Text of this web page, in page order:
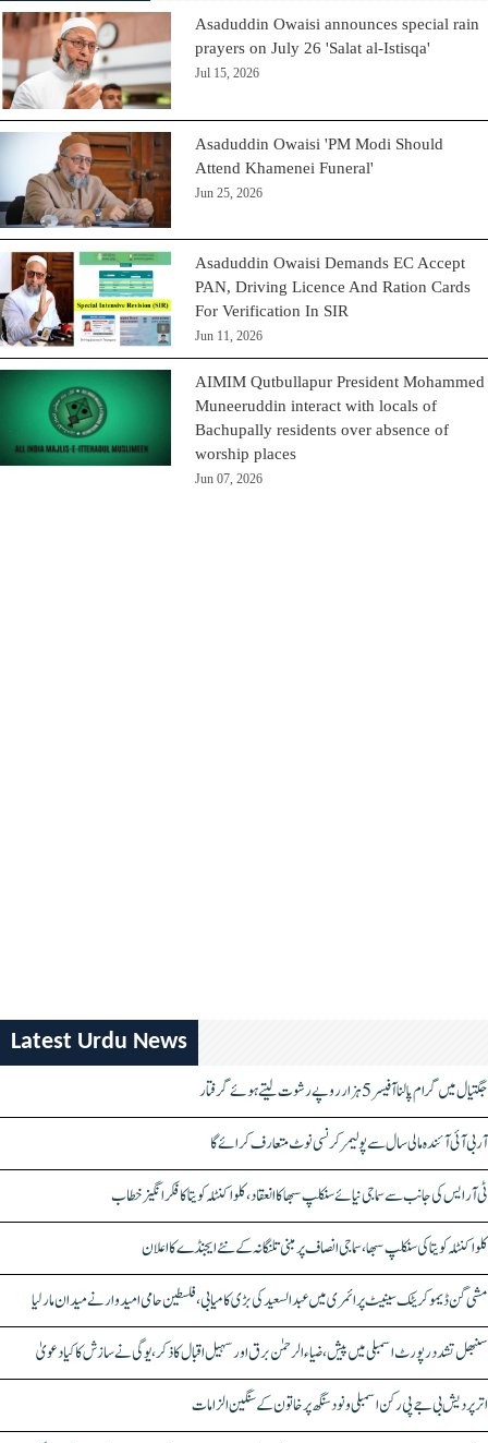
Asaduddin Owaisi announces special rain
prayers on July 26 'Salat al-Istisqa'
Jul 15, 2026
Asaduddin Owaisi 'PM Modi Should
Attend Khamenei Funeral'
Jun 25, 2026
Asaduddin Owaisi Demands EC Accept
PAN, Driving Licence And Ration Cards
For Verification In SIR
Jun 11, 2026
AIMIM Qutbullapur President Mohammed
Muneeruddin interact with locals of
Bachupally residents over absence of
worship places
Jun 07, 2026
Latest Urdu News
جگتیال میں گرام پالنا آفیسر 5 ہزار روپے رشوت لیتے ہوئے گرفتار
آر بی آئی آئندہ مالی سال سے پولیمر کرنسی نوٹ متعارف کرائے گا
ٹی آر ایس کی جانب سے سماجی نیائے سنکلپ سبھا کا انعقاد، کلواکنٹلہ کویتا کا فکر انگیز خطاب
کلواکنٹلہ کویتا کی سنکلپ سبھا، سماجی انصاف پر مبنی تلنگانہ کے نئے ایجنڈے کا اعلان
مشی گن ڈیموکریٹک سینیٹ پرائمری میں عبدالسعید کی بڑی کامیابی، فلسطین حامی امیدوار نے میدان مار لیا
سنبھل تشدد رپورٹ اسمبلی میں پیش، ضیاء الرحمٰن برق اور سہیل اقبال کا ذکر، یوگی نے سازش کا کیا دعویٰ
اتر پردیش بی جے پی رکن اسمبلی ونود سنگھ پر خاتون کے سنگین الزامات